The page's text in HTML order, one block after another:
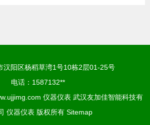
汉阳区杨稻草湾1号10栋2层01-25号
电话：1587132**
仪器仪表 武汉友加佳智能科技有
仪器仪表 版权所有 Sitemap